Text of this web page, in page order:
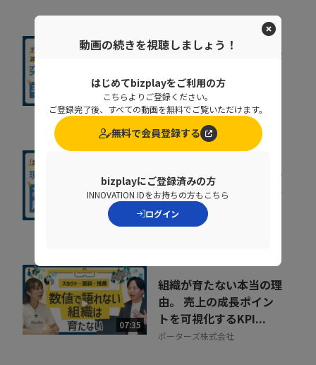
08:36
人事給与システムで手作
タの分断対策、業...
株式会社ニッセイコム
14:29
基幹システムの刷新が進
まない原因とは？要件整
理で手戻りを防ぐポ...
コベルコシステム株式会社
07:35
組織が育たない本当の理
由。 売上の成長ポイン
トを可視化するKPI...
ポーターズ株式会社
動画の続きを視聴しましょう！
はじめてbizplayをご利用の方
こちらよりご登録ください。
ご登録完了後、すべての動画を無料でご覧いただけます。
無料で会員登録する
bizplayにご登録済みの方
INNOVATION IDをお持ちの方もこちら
ログイン